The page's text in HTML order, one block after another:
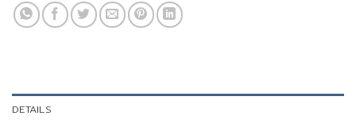
DETAILS